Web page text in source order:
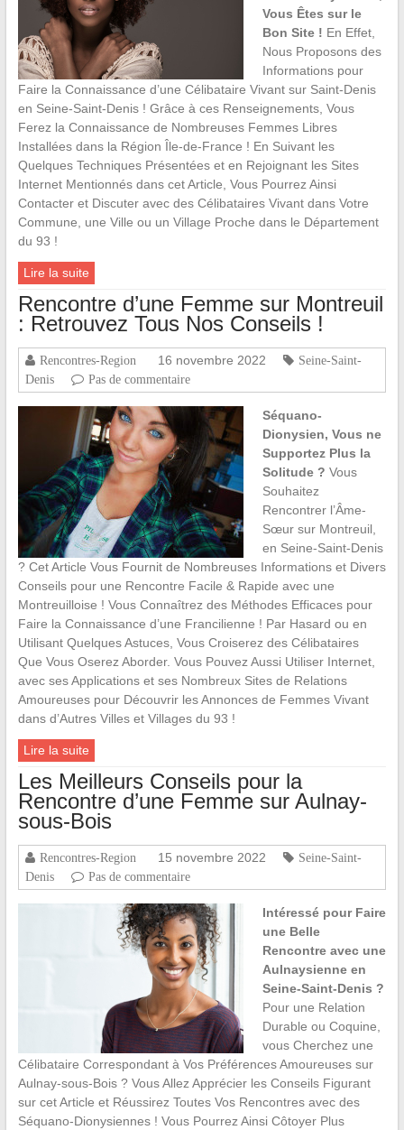
Vous Êtes sur le
Bon Site ! En Effet,
Nous Proposons des
Informations pour
Faire la Connaissance d’une Célibataire Vivant sur Saint-Denis
en Seine-Saint-Denis ! Grâce à ces Renseignements, Vous
Ferez la Connaissance de Nombreuses Femmes Libres
Installées dans la Région Île-de-France ! En Suivant les
Quelques Techniques Présentées et en Rejoignant les Sites
Internet Mentionnés dans cet Article, Vous Pourrez Ainsi
Contacter et Discuter avec des Célibataires Vivant dans Votre
Commune, une Ville ou un Village Proche dans le Département
du 93 !
Lire la suite
Rencontre d’une Femme sur Montreuil
: Retrouvez Tous Nos Conseils !
Rencontres-Region 16 novembre 2022
Seine-Saint-
Denis
Pas de commentaire
Séquano-
Dionysien, Vous ne
Supportez Plus la
Solitude ? Vous
Souhaitez
Rencontrer l’Âme-
Sœur sur Montreuil,
en Seine-Saint-Denis
? Cet Article Vous Fournit de Nombreuses Informations et Divers
Conseils pour une Rencontre Facile & Rapide avec une
Montreuilloise ! Vous Connaîtrez des Méthodes Efficaces pour
Faire la Connaissance d’une Francilienne ! Par Hasard ou en
Utilisant Quelques Astuces, Vous Croiserez des Célibataires
Que Vous Oserez Aborder. Vous Pouvez Aussi Utiliser Internet,
avec ses Applications et ses Nombreux Sites de Relations
Amoureuses pour Découvrir les Annonces de Femmes Vivant
dans d’Autres Villes et Villages du 93 !
Lire la suite
Les Meilleurs Conseils pour la
Rencontre d’une Femme sur Aulnay-
sous-Bois
Rencontres-Region 15 novembre 2022
Seine-Saint-
Denis
Pas de commentaire
Intéressé pour Faire
une Belle
Rencontre avec une
Aulnaysienne en
Seine-Saint-Denis ?
Pour une Relation
Durable ou Coquine,
vous Cherchez une
Célibataire Correspondant à Vos Préférences Amoureuses sur
Aulnay-sous-Bois ? Vous Allez Apprécier les Conseils Figurant
sur cet Article et Réussirez Toutes Vos Rencontres avec des
Séquano-Dionysiennes ! Vous Pourrez Ainsi Côtoyer Plus